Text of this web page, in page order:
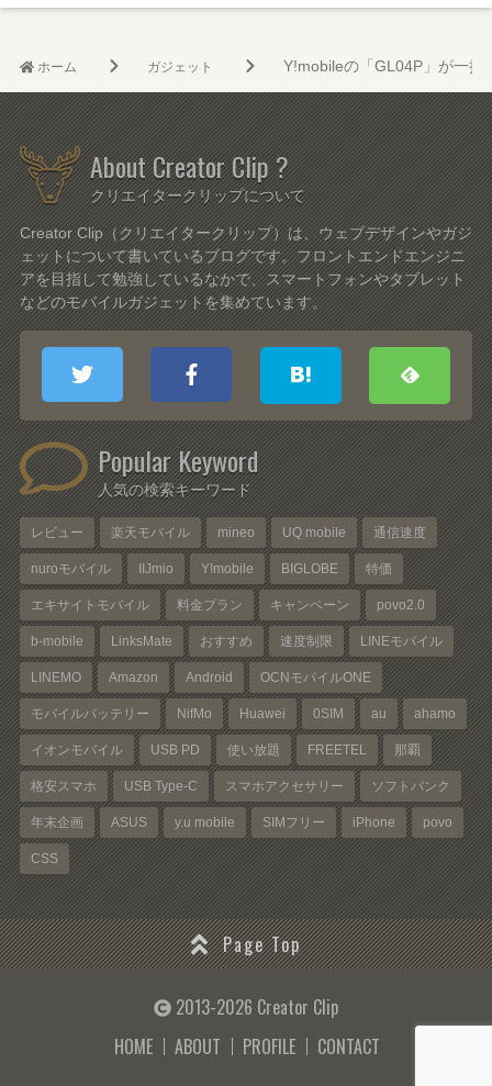
ホーム ガジェット Y!mobileの「GL04P」が一
About Creator Clip ?
クリエイタークリップについて
Creator Clip（クリエイタークリップ）は、ウェブデザインやガジ
ェットについて書いているブログです。フロントエンドエンジニ
アを目指して勉強しているなかで、スマートフォンやタブレット
などのモバイルガジェットを集めています。
Popular Keyword
人気の検索キーワード
レビュー 楽天モバイル mineo UQ mobile 通信速度
nuroモバイル IIJmio Y!mobile BIGLOBE 特価
エキサイトモバイル 料金プラン キャンペーン povo2.0
b-mobile LinksMate おすすめ 速度制限 LINEモバイル
LINEMO Amazon Android OCNモバイルONE
モバイルバッテリー NifMo Huawei 0SIM au ahamo
イオンモバイル USB PD 使い放題 FREETEL 那覇
格安スマホ USB Type-C スマホアクセサリー ソフトバンク
年末企画 ASUS y.u mobile SIMフリー iPhone povo
CSS
Page Top
2013-2026 Creator Clip
HOME
ABOUT PROFILE CONTACT